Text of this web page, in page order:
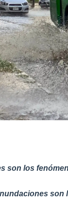
son los
son